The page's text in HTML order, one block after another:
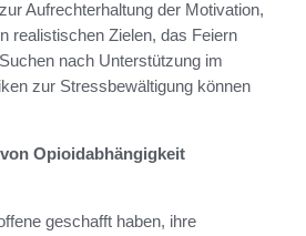
Aufrechterhaltung der Motivation,
realistischen Zielen, das Feiern
nach Unterstützung im
zur Stressbewältigung können
Opioidabhängigkeit
geschafft haben, ihre